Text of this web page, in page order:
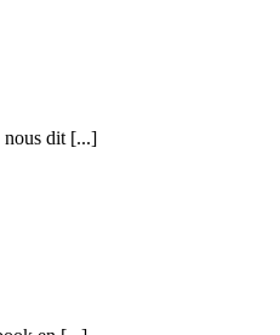
nous dit [...]